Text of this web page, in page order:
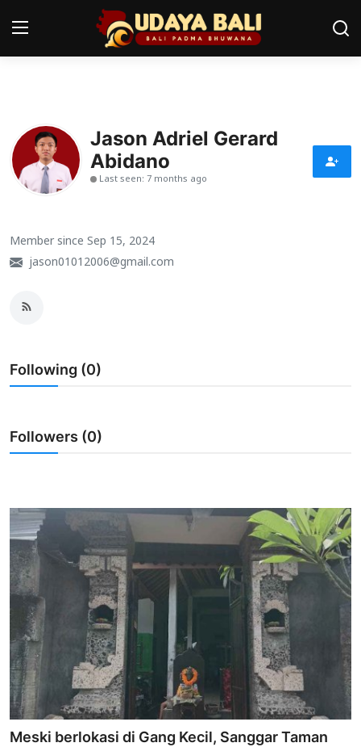
Pura
Desa Adat
Kearifan lokal
Seni
Usadha
Indonesia
Jason Adriel Gerard
Abidano
Last seen: 7 months ago
Member since Sep 15, 2024
jason01012006@gmail.com
Following (0)
Followers (0)
Meski berlokasi di Gang Kecil, Sanggar Taman